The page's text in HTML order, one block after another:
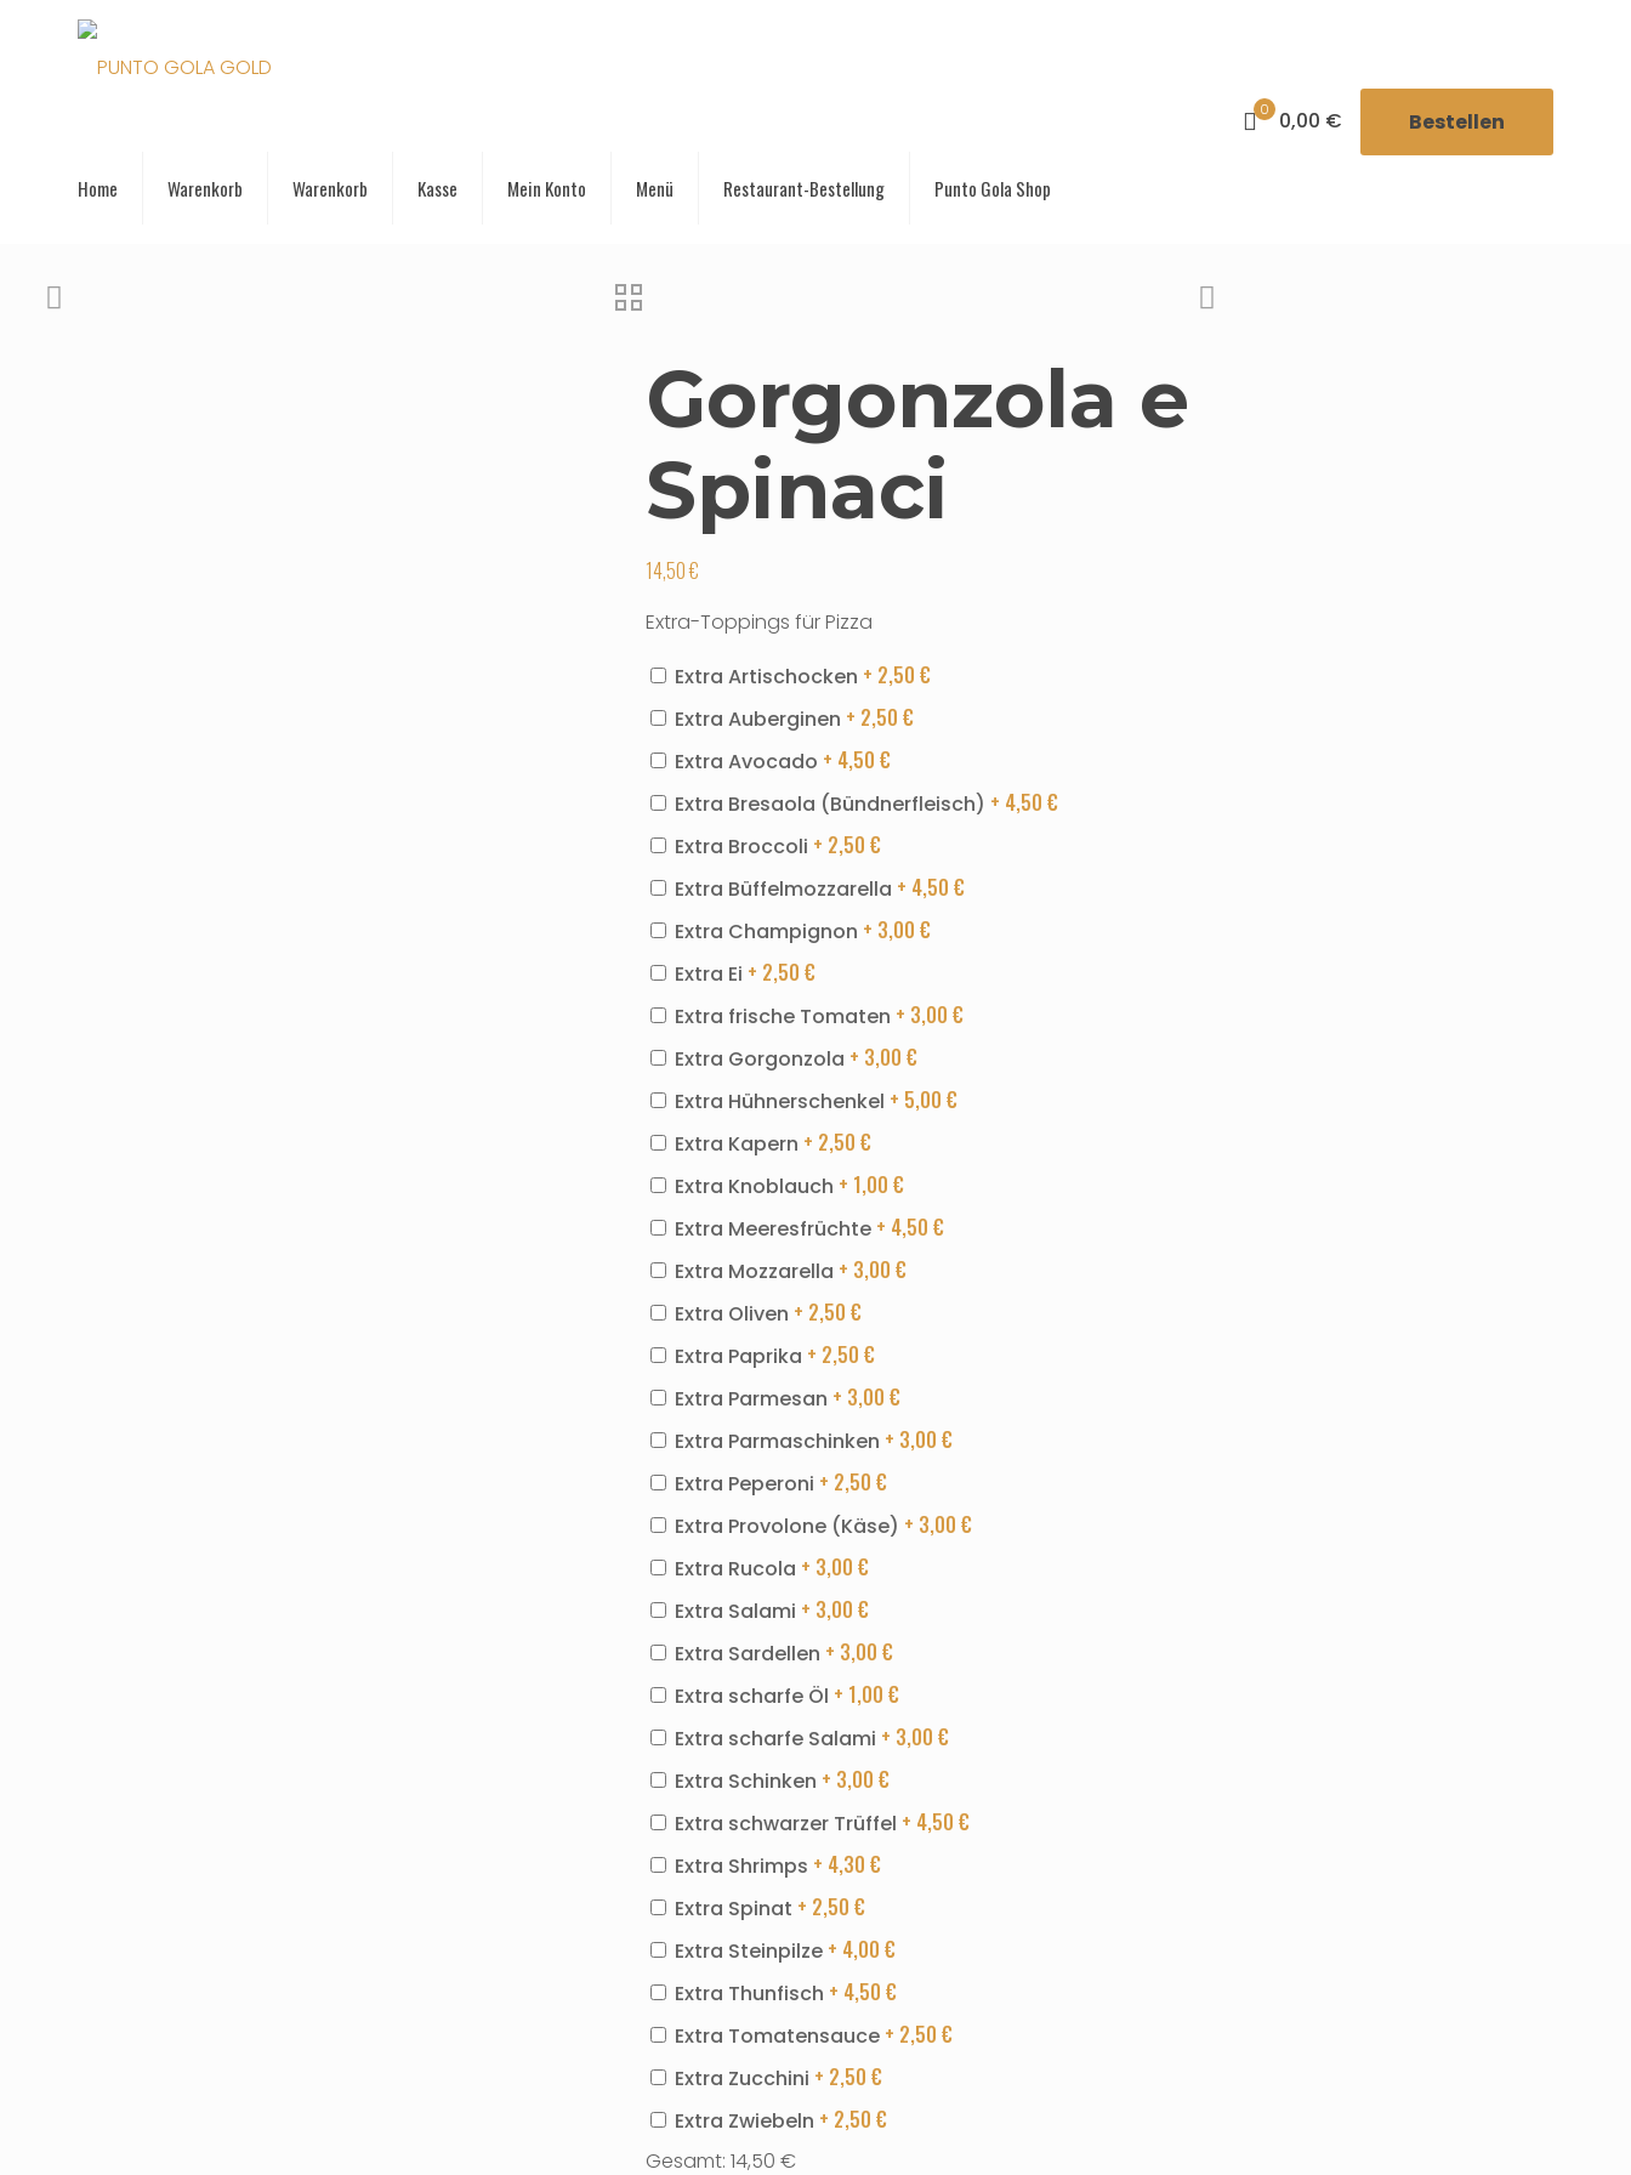
Home Warenkorb Warenkorb Kasse Mein Konto Menü Restaurant-Bestellung Punto Gola Shop
0 0,00 € Bestellen
Gorgonzola e
Spinaci
14,50€
Extra-Toppings für Pizza
Extra Artischocken + 2,50 €
Extra Auberginen + 2,50 €
Extra Avocado + 4,50 €
Extra Bresaola (Bündnerfleisch) + 4,50 €
Extra Broccoli + 2,50 €
Extra Büffelmozzarella + 4,50 €
Extra Champignon + 3,00 €
Extra Ei + 2,50 €
Extra frische Tomaten + 3,00 €
Extra Gorgonzola + 3,00 €
Extra Hühnerschenkel + 5,00 €
Extra Kapern + 2,50 €
Extra Knoblauch + 1,00 €
Extra Meeresfrüchte + 4,50 €
Extra Mozzarella + 3,00 €
Extra Oliven + 2,50 €
Extra Paprika + 2,50 €
Extra Parmesan + 3,00 €
Extra Parmaschinken + 3,00 €
Extra Peperoni + 2,50 €
Extra Provolone (Käse) + 3,00 €
Extra Rucola + 3,00 €
Extra Salami + 3,00 €
Extra Sardellen + 3,00 €
Extra scharfe Öl + 1,00 €
Extra scharfe Salami + 3,00 €
Extra Schinken + 3,00 €
Extra schwarzer Trüffel + 4,50 €
Extra Shrimps + 4,30 €
Extra Spinat + 2,50 €
Extra Steinpilze + 4,00 €
Extra Thunfisch + 4,50 €
Extra Tomatensauce + 2,50 €
Extra Zucchini + 2,50 €
Extra Zwiebeln + 2,50 €
Gesamt: 14,50 €